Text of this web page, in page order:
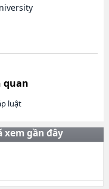
quan
luật
xem gần đây